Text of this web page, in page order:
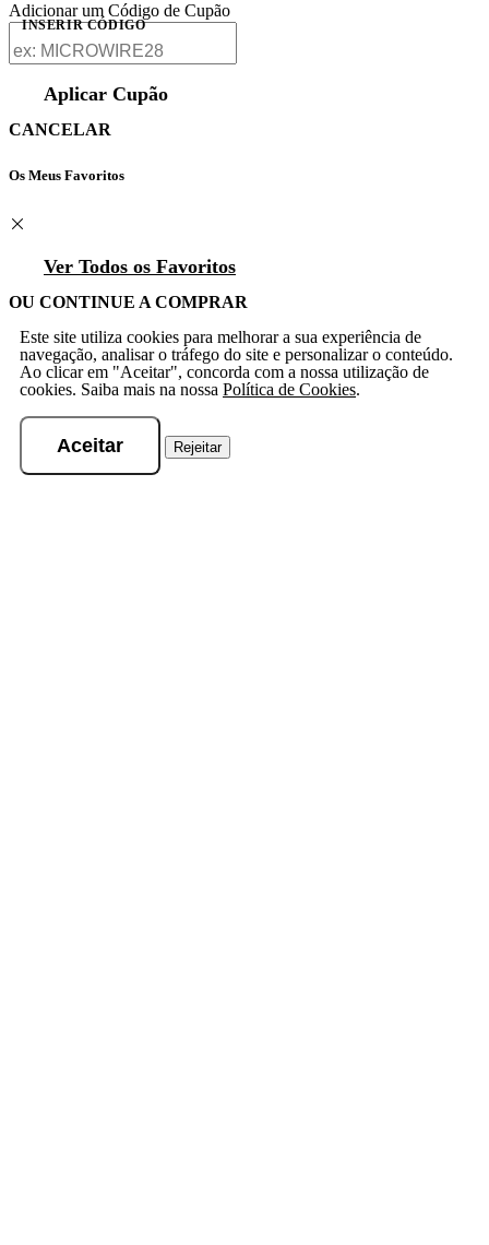
Adicionar um Código de Cupão
INSERIR CÓDIGO
Aplicar Cupão
CANCELAR
Os Meus Favoritos
Ver Todos os Favoritos
OU CONTINUE A COMPRAR
Este site utiliza cookies para melhorar a sua experiência de
navegação, analisar o tráfego do site e personalizar o conteúdo.
Ao clicar em "Aceitar", concorda com a nossa utilização de
cookies. Saiba mais na nossa Política de Cookies.
Aceitar Rejeitar